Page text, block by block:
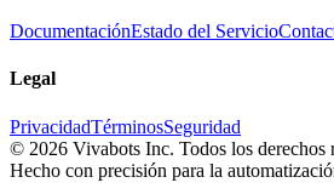
DocumentaciónEstado del Servicio
Legal
PrivacidadTérminosSeguridad
© 2026 Vivabots Inc. Todos los derechos
Hecho con precisión para la